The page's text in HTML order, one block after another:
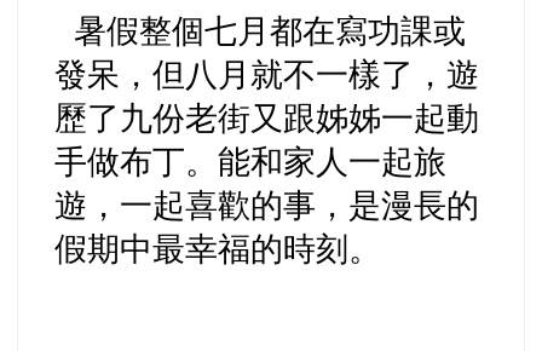
暑假整個七月都在寫功課或
發呆，但八月就不一樣了，遊
歷了九份老街又跟姊姊一起動
手做布丁。能和家人一起旅
遊，一起喜歡的事，是漫長的
假期中最幸福的時刻。